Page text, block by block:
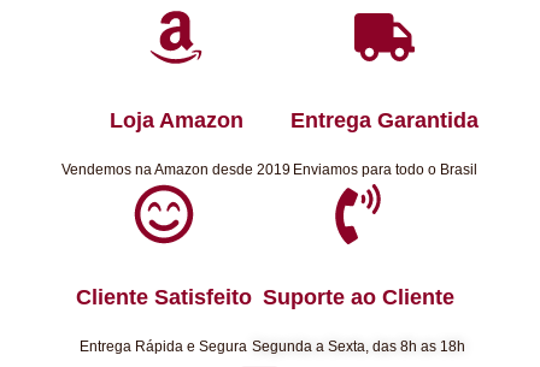
Loja Amazon
Vendemos na Amazon desde 2019
Entrega Garantida
Enviamos para todo o Brasil
Cliente Satisfeito
Entrega Rápida e Segura
Suporte ao Cliente
Segunda a Sexta, das 8h as 18h